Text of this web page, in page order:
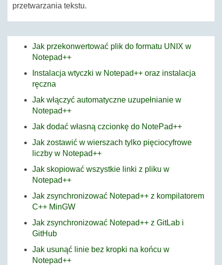
przetwarzania tekstu.
Jak przekonwertować plik do formatu UNIX w
Notepad++
Instalacja wtyczki w Notepad++ oraz instalacja
ręczna
Jak włączyć automatyczne uzupełnianie w
Notepad++
Jak dodać własną czcionkę do NotePad++
Jak zostawić w wierszach tylko pięciocyfrowe
liczby w Notepad++
Jak skopiować wszystkie linki z pliku w
Notepad++
Jak zsynchronizować Notepad++ z kompilatorem
C++ MinGW
Jak zsynchronizować Notepad++ z GitLab i
GitHub
Jak usunąć linie bez kropki na końcu w
Notepad++